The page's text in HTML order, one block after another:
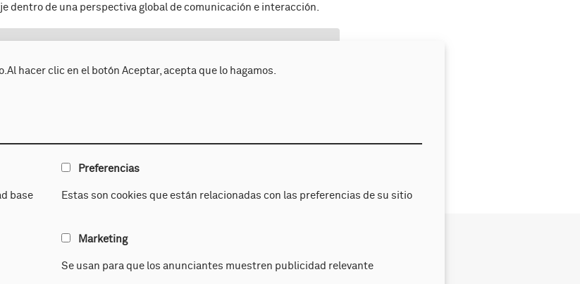
hacer clic en el botón Aceptar, acepta que lo hagamos.
base
Preferencias
Estas son cookies que están relacionadas con las preferencias de su sitio
Marketing
Se usan para que los anunciantes muestren publicidad relevante
dentro de una perspectiva global de comunicación e interacción.
Atención temprana
Logopedia